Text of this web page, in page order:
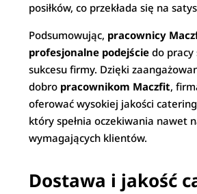
posiłków, co przekłada się na
Podsumowując, pracownicy
profesjonalne podejście do pracy
sukcesu firmy. Dzięki
dobro pracownikom Maczfit,
oferować wysokiej jakości
który spełnia oczekiwania nawet
wymagających klientów.
Dostawa i jakość